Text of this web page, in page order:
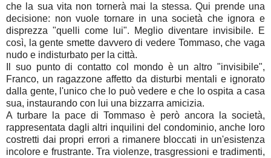
che la sua vita non tornerà mai la stessa. Qui prende una
decisione: non vuole tornare in una società che ignora e
disprezza "quelli come lui". Meglio diventare invisibile. E
così, la gente smette davvero di vedere Tommaso, che vaga
nudo e indisturbato per la città.
Il suo punto di contatto col mondo è un altro "invisibile",
Franco, un ragazzone affetto da disturbi mentali e ignorato
dalla gente, l'unico che lo può vedere e che lo ospita a casa
sua, instaurando con lui una bizzarra amicizia.
A turbare la pace di Tommaso è però ancora la società,
rappresentata dagli altri inquilini del condominio, anche loro
costretti dai propri errori a rimanere bloccati in un'esistenza
incolore e frustrante. Tra violenze, trasgressioni e tradimenti,